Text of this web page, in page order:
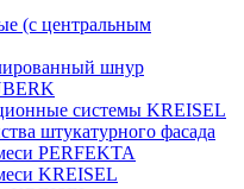
(с центральным
шнур
системы KREISEL
штукатурного фасада
PERFEKTA
KREISEL